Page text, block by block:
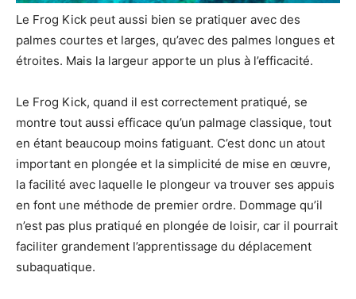
Le Frog Kick peut aussi bien se pratiquer avec des
palmes courtes et larges, qu’avec des palmes longues et
étroites. Mais la largeur apporte un plus à l’efficacité.
Le Frog Kick, quand il est correctement pratiqué, se
montre tout aussi efficace qu’un palmage classique, tout
en étant beaucoup moins fatiguant. C’est donc un atout
important en plongée et la simplicité de mise en œuvre,
la facilité avec laquelle le plongeur va trouver ses appuis
en font une méthode de premier ordre. Dommage qu’il
n’est pas plus pratiqué en plongée de loisir, car il pourrait
faciliter grandement l’apprentissage du déplacement
subaquatique.